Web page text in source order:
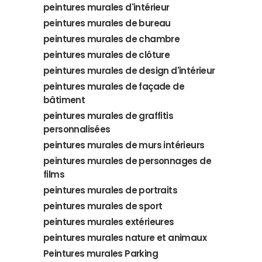
peintures murales d'intérieur
peintures murales de bureau
peintures murales de chambre
peintures murales de clôture
peintures murales de design d'intérieur
peintures murales de façade de
bâtiment
peintures murales de graffitis
personnalisées
peintures murales de murs intérieurs
peintures murales de personnages de
films
peintures murales de portraits
peintures murales de sport
peintures murales extérieures
peintures murales nature et animaux
Peintures murales Parking